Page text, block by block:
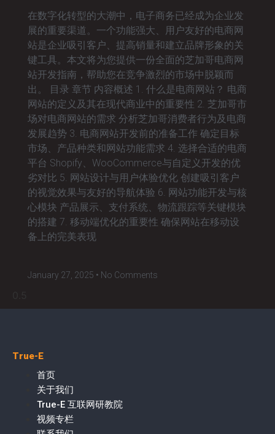
在数字化转型的大潮中，电子商务已经成为企业发
展的重要渠道。一个功能强大、用户友好的电商网
站是企业吸引客户、提高销量和建立品牌形象的关
键工具。本文将为您提供一份全面的芝加哥电商网
站开发指南，帮助您在竞争激烈的市场中脱颖而
出。 目录 章节 内容概述 1. 什么是电商网站？ 电商
网站的定义及其在现代商业中的重要性 2. 芝加哥市
场对电商网站的需求 分析芝加哥消费者行为及电商
发展趋势 3. 电商网站开发前的准备工作 确定目标
市场、产品种类和网站功能需求 4. 选择合适的电商
平台 Shopify、WooCommerce与自定义开发的优
劣对比 5. 网站设计与用户体验优化 创建吸引客户
的视觉效果与友好的导航体验 6. 网站功能开发与核
心模块 产品展示、支付系统、物流跟踪等关键模块
的搭建 7. 移动端优化的重要性 确保网站在移动设
备上的完美表现
January 27, 2025 No Comments
True-E
首页
关于我们
True-E 互联网研教院
视频专栏